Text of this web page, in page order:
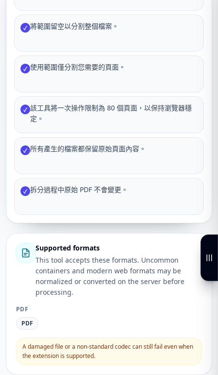
✓ 將範圍留空以分割整個檔案。
✓ 使用範圍僅分割您需要的頁面。
✓ 該工具將一次操作限制為 80 個頁面，以保持瀏覽器穩
定。
✓ 所有產生的檔案都保留原始頁面內容。
✓ 拆分過程中原始 PDF 不會變更。
Supported formats
This tool accepts these formats. Uncommon
containers and modern web formats may be
normalized or converted on the server before
processing.
PDF
PDF
A damaged file or a non-standard codec can still fail even when
the extension is supported.